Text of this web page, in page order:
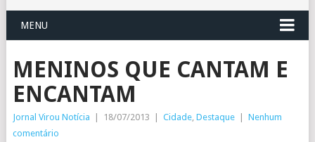
MENU
MENINOS QUE CANTAM E
ENCANTAM
Jornal Virou Notícia 18/07/2013 Cidade, Destaque
Nenhum
comentário